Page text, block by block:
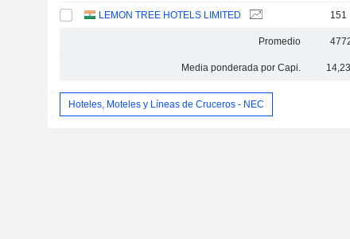
LEMON TREE HOTELS LIMITED 151
Promedio
Media ponderada por Capi.
Hoteles, Moteles y Líneas de Cruceros - NEC